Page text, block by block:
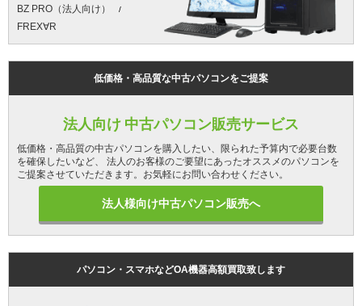
BZ PRO（法人向け）
FREX∀R
低価格・高品質な中古パソコンをご提案
法人向け 中古パソコン販売サービス
低価格・高品質の中古パソコンを購入したい、限られた予算内で必要台数
を確保したいなど、 法人のお客様のご要望にあったオススメのパソコンを
ご提案させていただきます。お気軽にお問い合わせください。
法人様向け中古パソコン販売へ
パソコン・スマホなどOA機器高額買取致します